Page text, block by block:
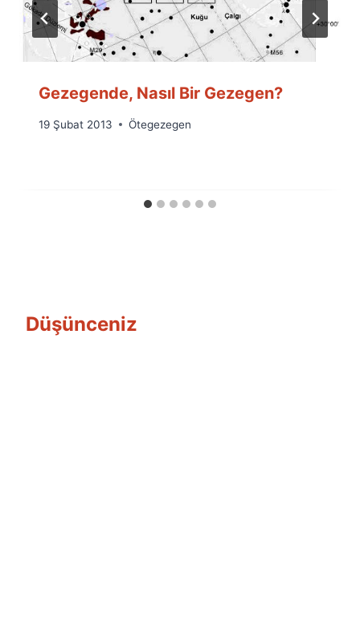
Gezegende, Nasıl Bir Gezegen?
By
19 Şubat 2013 Ötegezegen
Düşünceniz